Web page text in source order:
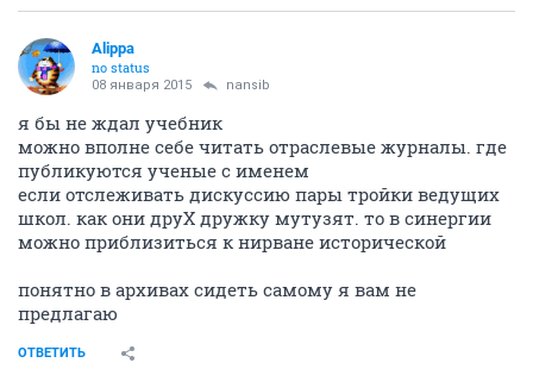
Alippa
no status
08 января 2015 nansib
я бы не ждал учебник
можно вполне себе читать отраслевые журналы. где
публикуются ученые с именем
если отслеживать дискуссию пары тройки ведущих
школ. как они друХ дружку мутузят. то в синергии
можно приблизиться к нирване исторической
понятно в архивах сидеть самому я вам не
предлагаю
ОТВЕТИТЬ